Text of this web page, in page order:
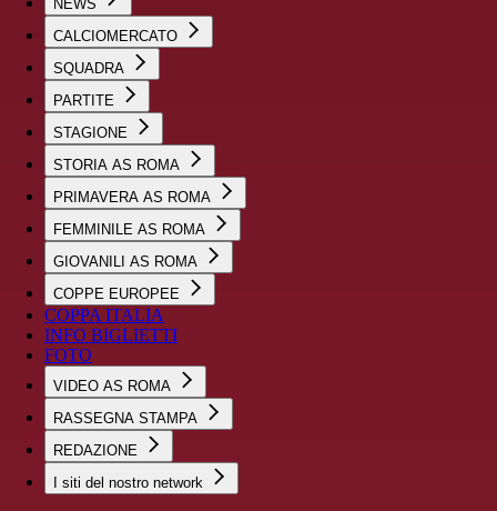
NEWS
CALCIOMERCATO
SQUADRA
PARTITE
STAGIONE
STORIA AS ROMA
PRIMAVERA AS ROMA
FEMMINILE AS ROMA
GIOVANILI AS ROMA
COPPE EUROPEE
COPPA ITALIA
INFO BIGLIETTI
FOTO
VIDEO AS ROMA
RASSEGNA STAMPA
REDAZIONE
I siti del nostro network